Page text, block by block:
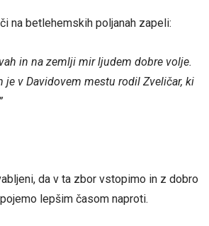
na betlehemskih poljanah zapeli:
in na zemlji mir ljudem dobre volje.
je v Davidovem mestu rodil Zveličar, ki
da v ta zbor vstopimo in z dobro
lepšim časom naproti.